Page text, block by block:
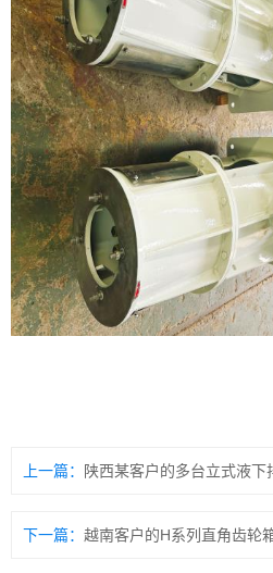
上一篇：
下一篇： 越南客户的H系列直角齿轮